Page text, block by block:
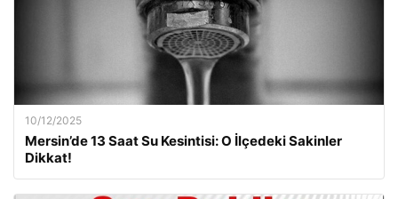
10/12/2025
Mersin’de 13 Saat Su Kesintisi: O İlçedeki Sakinler
Dikkat!